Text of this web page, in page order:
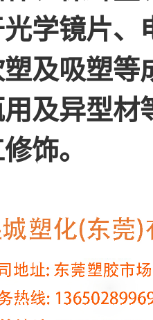
学镜片、
及吸塑
及异型
饰。